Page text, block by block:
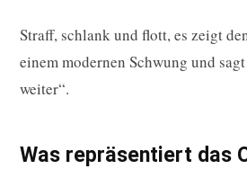
Straff, schlank und flott, es zeigt
einem modernen Schwung und
weiter“.
Was repräsentiert das